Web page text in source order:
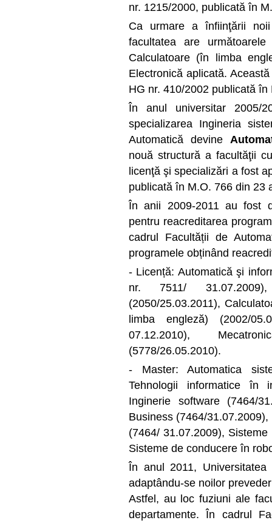
nr. 1215/2000, publicată în
Ca urmare a înfiinţării
facultatea are următoarele
Calculatoare (în limba
Electronică aplicată.
HG nr. 410/2002 publicată
În anul universitar 2005/
specializarea Ingineria
Automatică devine
nouă structură a facultăţii
licenţă şi specializări a fost
publicată în M.O. 766 din 23
În anii 2009-2011 au fost
pentru reacreditarea
cadrul Facultății de
programele obținând
- Licență: Automatică şi
nr. 7511/
(2050/25.03.2011),
limba engleză) (2002/
07.12.2010),
(5778/26.05.2010).
- Master: Automatica
Tehnologii informatice în
Inginerie software (7464/
Business (7464/
(7464/ 31.07.2009),
Sisteme de conducere în
În anul 2011,
adaptându-se noilor
Astfel, au loc fuziuni ale
departamente. În cadrul